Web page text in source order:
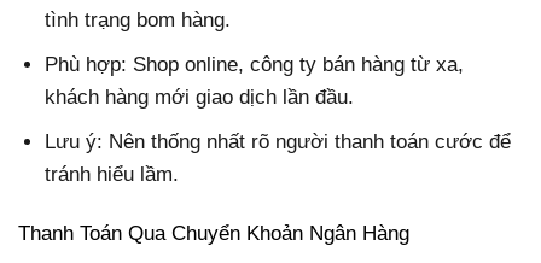
tình trạng bom hàng.
Phù hợp: Shop online, công ty bán hàng từ xa,
khách hàng mới giao dịch lần đầu.
Lưu ý: Nên thống nhất rõ người thanh toán cước để
tránh hiểu lầm.
Thanh Toán Qua Chuyển Khoản Ngân Hàng